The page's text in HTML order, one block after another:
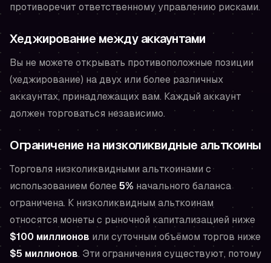
противоречит ответственному управлению рисками.
Хеджирование между аккаунтами
Вы не можете открывать противоположные позиции
(хеджирование) на двух или более различных
аккаунтах, принадлежащих вам. Каждый аккаунт
должен торговаться независимо.
Ограничение на низколиквидные альткоины
Торговля низколиквидными альткоинами с
использованием более5%начального баланса
ограничена. К низколиквидным альткоинам
относятся монеты с рыночной капитализацией ниже
$100 миллионов или суточным объёмом торгов ниже
$5 миллионов. Эти ограничения существуют, потому